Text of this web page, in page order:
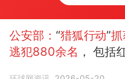
公安部： “猎狐行动”
逃犯880余名 ， 包括